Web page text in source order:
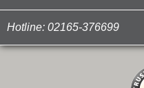
Hotline: 02165-376699